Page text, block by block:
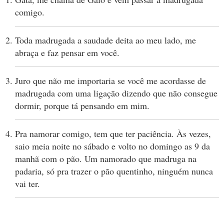
comigo.
Toda madrugada a saudade deita ao meu lado, me
abraça e faz pensar em você.
Juro que não me importaria se você me acordasse de
madrugada com uma ligação dizendo que não consegue
dormir, porque tá pensando em mim.
Pra namorar comigo, tem que ter paciência. Às vezes,
saio meia noite no sábado e volto no domingo as 9 da
manhã com o pão. Um namorado que madruga na
padaria, só pra trazer o pão quentinho, ninguém nunca
vai ter.